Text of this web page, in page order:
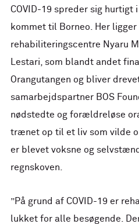
COVID-19 spreder sig hurtigt
kommet til Borneo. Her ligger
rehabiliteringscentre Nyaru
Lestari, som blandt andet
Orangutangen og bliver
samarbejdspartner BOS
nødstedte og forældreløse
trænet op til et liv som vilde
er blevet voksne og
regnskoven.
”På grund af COVID-19 er
lukket for alle besøgende.